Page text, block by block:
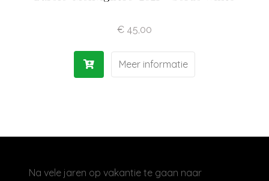
Antipasti | Sauzen
€ 45,00
Meer informatie
Na vele jaren op vakantie te gaan naar